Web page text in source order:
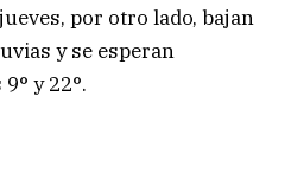
por otro lado, bajan
y se esperan
y 22°.